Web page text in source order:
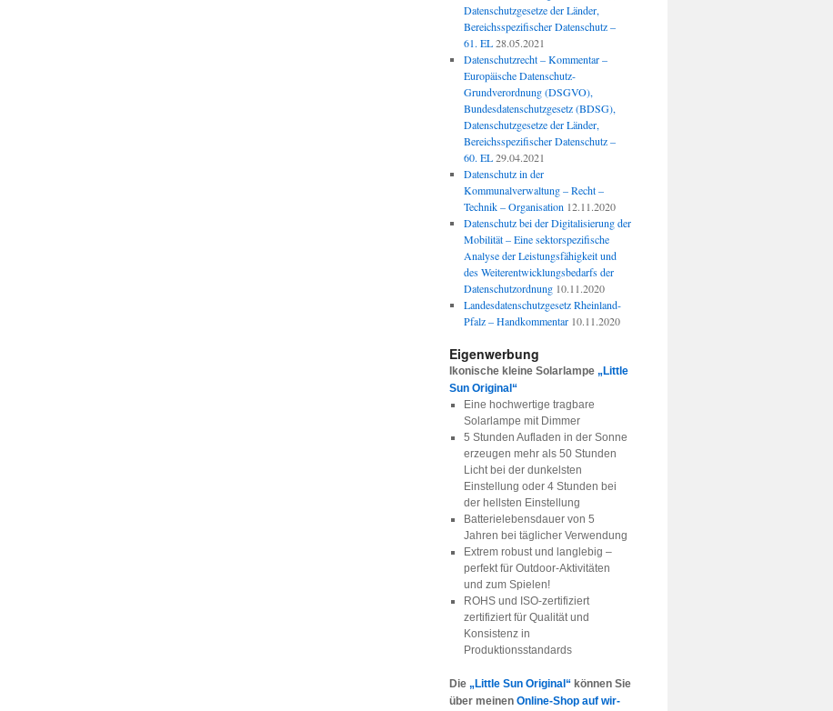
Datenschutzgesetze der Länder,
Bereichsspezifischer Datenschutz –
61. EL 28.05.2021
Datenschutzrecht – Kommentar –
Europäische Datenschutz-
Grundverordnung (DSGVO),
Bundesdatenschutzgesetz (BDSG),
Datenschutzgesetze der Länder,
Bereichsspezifischer Datenschutz –
60. EL 29.04.2021
Datenschutz in der
Kommunalverwaltung – Recht –
Technik – Organisation 12.11.2020
Datenschutz bei der Digitalisierung der
Mobilität – Eine sektorspezifische
Analyse der Leistungsfähigkeit und
des Weiterentwicklungsbedarfs der
Datenschutzordnung 10.11.2020
Landesdatenschutzgesetz Rheinland-
Pfalz – Handkommentar 10.11.2020
Eigenwerbung
Ikonische kleine Solarlampe „Little
Sun Original“
Eine hochwertige tragbare
Solarlampe mit Dimmer
5 Stunden Aufladen in der Sonne
erzeugen mehr als 50 Stunden
Licht bei der dunkelsten
Einstellung oder 4 Stunden bei
der hellsten Einstellung
Batterielebensdauer von 5
Jahren bei täglicher Verwendung
Extrem robust und langlebig –
perfekt für Outdoor-Aktivitäten
und zum Spielen!
ROHS und ISO-zertifiziert
zertifiziert für Qualität und
Konsistenz in
Produktionsstandards
Die „Little Sun Original“ können Sie
über meinen Online-Shop auf wir-